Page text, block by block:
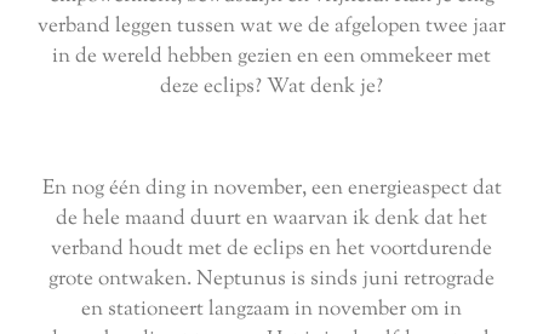
verband leggen tussen wat we de afgelopen twee jaar
in de wereld hebben gezien en een ommekeer met
deze eclips? Wat denk je?
En nog één ding in november, een energieaspect dat
de hele maand duurt en waarvan ik denk dat het
verband houdt met de eclips en het voortdurende
grote ontwaken. Neptunus is sinds juni retrograde
en stationeert langzaam in november om in